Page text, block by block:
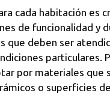
cada habitación es
de funcionalidad y
que deben ser
particulares.
por materiales que
o superficies